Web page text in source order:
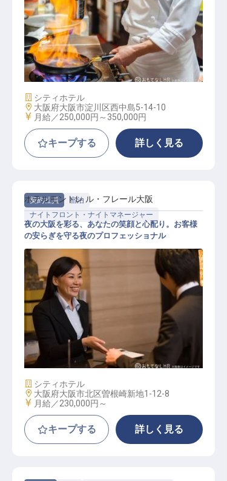
中華調理スタッフ
施設業態
シティホテル
勤務地
大阪府大阪市淀川区西中島5-14-10
給与
月給／250,000円～ 350,000円
キープする 詳しく見る
契約社員
宿泊
ナイトフロント・ナイトマネージャー
フロントナイトスタッフ
ホテルモントレ ル・フレール大阪
夜の大阪を彩る、あなたの笑顔と心配り。お客様
の安らぎを守る夜のプロフェッショナル
施設業態
シティホテル
勤務地
大阪府大阪市北区曽根崎新地1-12-8
給与
月給／230,000円～
キープする 詳しく見る